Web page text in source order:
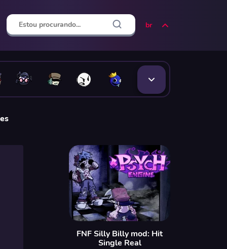
br
FNF Silly Billy mod: Hit
Single Real